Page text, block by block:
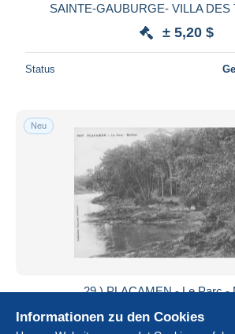
SAINTE-GAUBURGE- VILLA DES
± 5,20 $
Status
Neu
29 ) PLACAMEN - Le Parc -
± 5,78 $
Informationen zu den Cookies